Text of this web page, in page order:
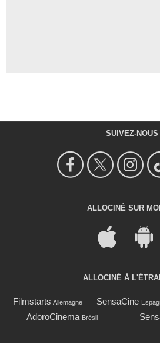
SUIVEZ-NOUS
ALLOCINÉ SUR
ALLOCINÉ À
Filmstarts Allemagne SensaCine
AdoroCinema Brésil